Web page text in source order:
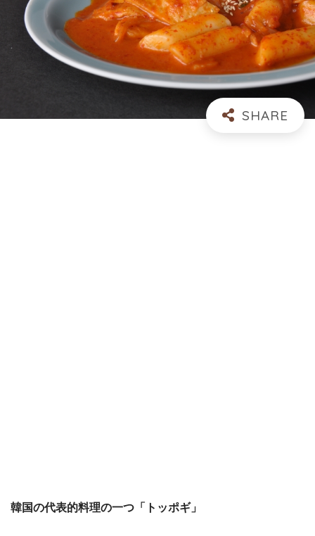
韓国の代表的料理の一つ「トッポギ」